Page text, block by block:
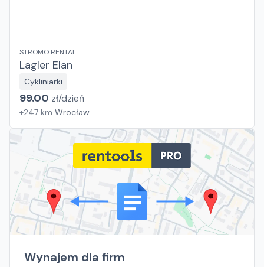
STROMO RENTAL
Lagler Elan
Cykliniarki
99.00 zł/dzień
+247 km Wrocław
Wynajem dla firm